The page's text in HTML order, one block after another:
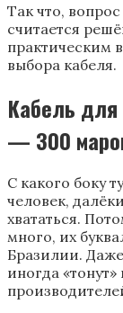
Так что,
считается
практическим
выбора кабеля.
Кабель для
— 300
С какого боку
человек,
хвататься.
много, их
Бразилии.
иногда